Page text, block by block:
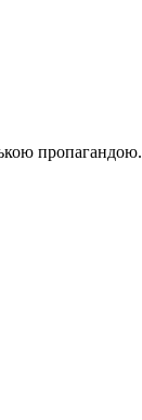
пропагандою.